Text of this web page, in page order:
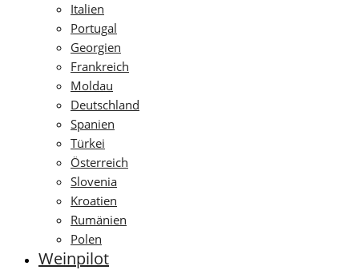
Italien
Portugal
Georgien
Frankreich
Moldau
Deutschland
Spanien
Türkei
Österreich
Slovenia
Kroatien
Rumänien
Polen
Weinpilot